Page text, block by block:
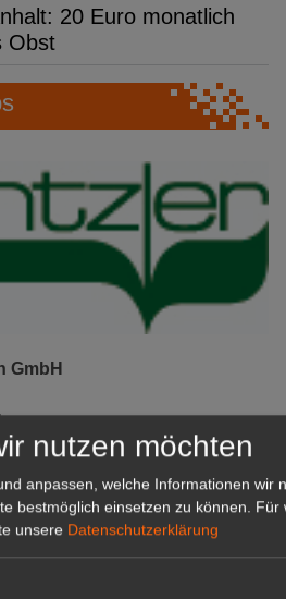
20 Euro monatlich
Obst
GmbH
nutzen möchten
anpassen, welche Informationen wir
bestmöglich einsetzen zu können.
Für
unsere Datenschutzerklärung